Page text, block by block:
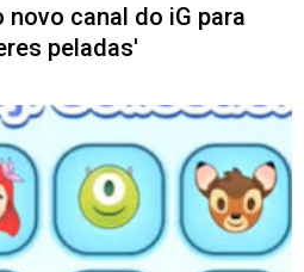
novo canal do iG para
peladas'